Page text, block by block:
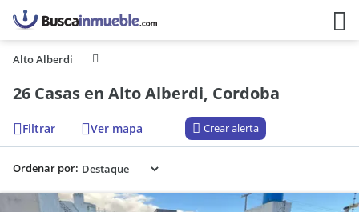
Alto Alberdi
26 Casas en Alto Alberdi, Cordoba
Filtrar Ver mapa Crear alerta
Ordenar por: